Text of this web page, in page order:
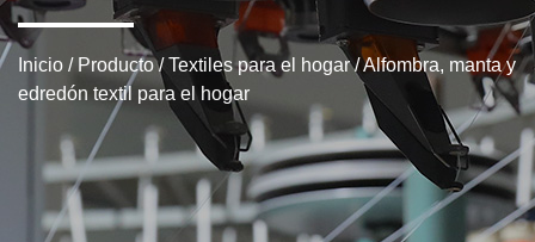
Inicio / Producto/Textiles para el hogar/Alfombra, manta y
edredón textil para el hogar